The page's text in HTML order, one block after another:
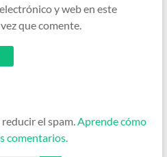
y web en este
que comente.
el spam.Aprende cómo
comentarios.